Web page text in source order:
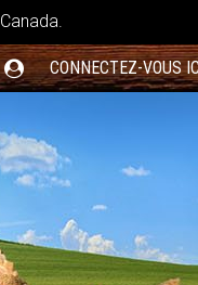
CONNECTEZ-VOUS